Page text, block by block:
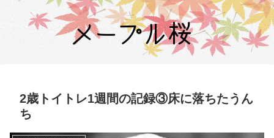
2歳トイトレ1週間の記録③床に落ちたうん
ち